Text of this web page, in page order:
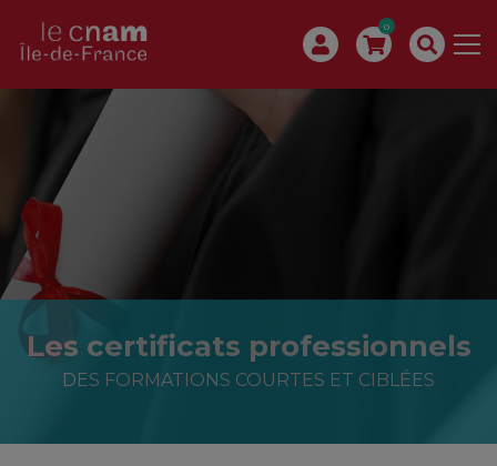
0
Les certificats professionnels
DES FORMATIONS COURTES ET CIBLÉES